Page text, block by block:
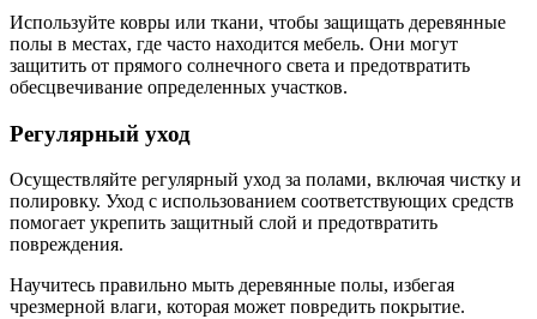
Используйте ковры или ткани, чтобы защищать деревянные
полы в местах, где часто находится мебель. Они могут
защитить от прямого солнечного света и предотвратить
обесцвечивание определенных участков.
Регулярный уход
Осуществляйте регулярный уход за полами, включая чистку и
полировку. Уход с использованием соответствующих средств
помогает укрепить защитный слой и предотвратить
повреждения.
Научитесь правильно мыть деревянные полы, избегая
чрезмерной влаги, которая может повредить покрытие.